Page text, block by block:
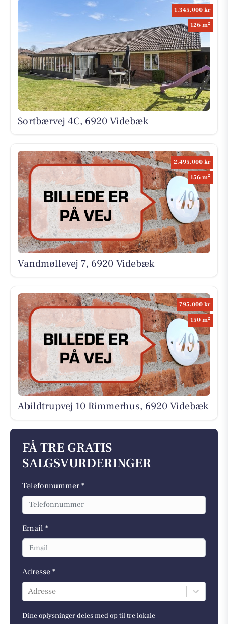
1.345.000 kr
126 m2
Sortbærvej 4C, 6920 Videbæk
2.495.000 kr
156 m2
Vandmøllevej 7, 6920 Videbæk
795.000 kr
150 m2
Abildtrupvej 10 Rimmerhus, 6920 Videbæk
FÅ TRE GRATIS
SALGSVURDERINGER
Telefonnummer *
Email *
Adresse *
Adresse
Dine oplysninger deles med op til tre lokale